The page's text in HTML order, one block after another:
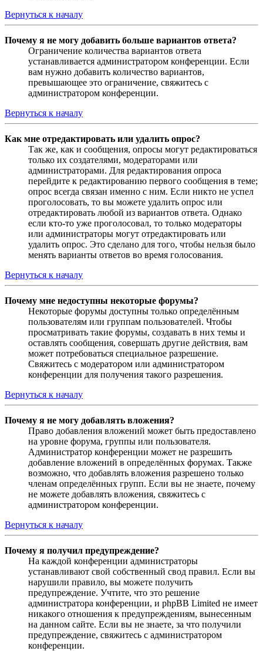
Вернуться к началу
Почему я не могу добавить больше вариантов ответа?
Ограничение количества вариантов ответа
устанавливается администратором конференции. Если
вам нужно добавить количество вариантов,
превышающее это ограничение, свяжитесь с
администратором конференции.
Вернуться к началу
Как мне отредактировать или удалить опрос?
Так же, как и сообщения, опросы могут редактироваться
только их создателями, модераторами или
администраторами. Для редактирования опроса
перейдите к редактированию первого сообщения в теме;
опрос всегда связан именно с ним. Если никто не успел
проголосовать, то вы можете удалить опрос или
отредактировать любой из вариантов ответа. Однако
если кто-то уже проголосовал, то только модераторы
или администраторы могут отредактировать или
удалить опрос. Это сделано для того, чтобы нельзя было
менять варианты ответов во время голосования.
Вернуться к началу
Почему мне недоступны некоторые форумы?
Некоторые форумы доступны только определённым
пользователям или группам пользователей. Чтобы
просматривать такие форумы, создавать в них темы и
оставлять сообщения, совершать другие действия, вам
может потребоваться специальное разрешение.
Свяжитесь с модератором или администратором
конференции для получения такого разрешения.
Вернуться к началу
Почему я не могу добавлять вложения?
Право добавления вложений может быть предоставлено
на уровне форума, группы или пользователя.
Администратор конференции может не разрешить
добавление вложений в определённых форумах. Также
возможно, что добавлять вложения разрешено только
членам определённых групп. Если вы не знаете, почему
не можете добавлять вложения, свяжитесь с
администратором конференции.
Вернуться к началу
Почему я получил предупреждение?
На каждой конференции администраторы
устанавливают свой собственный свод правил. Если вы
нарушили правило, вы можете получить
предупреждение. Учтите, что это решение
администратора конференции, и phpBB Limited не имеет
никакого отношения к предупреждениям, вынесенным
на данном сайте. Если вы не знаете, за что получили
предупреждение, свяжитесь с администратором
конференции.